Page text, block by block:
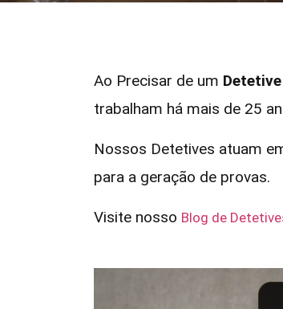
Ao Precisar de um
trabalham há mais de 25
Nossos Detetives atuam
para a geração de provas.
Visite nosso Blog de